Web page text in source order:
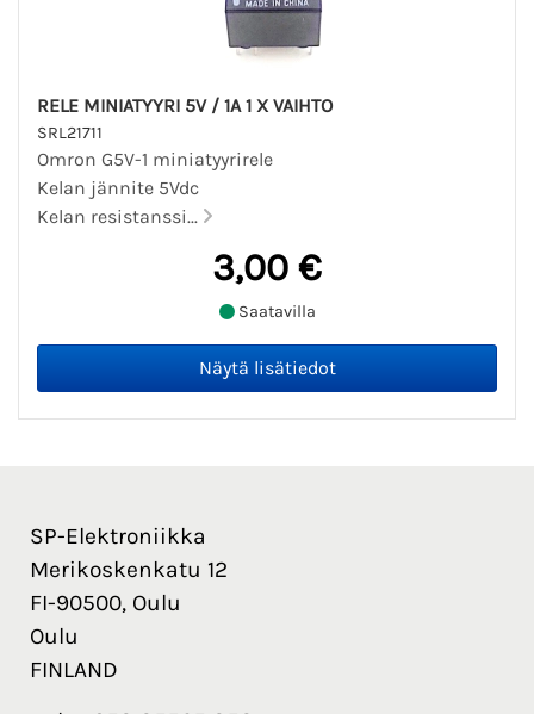
RELE MINIATYYRI 5V / 1A 1 X VAIHTO
SRL21711
Omron G5V-1 miniatyyrirele
Kelan jännite 5Vdc
Kelan resistanssi...
3,00 €
Saatavilla
SP-Elektroniikka
Merikoskenkatu 12
FI-90500, Oulu
Oulu
FINLAND